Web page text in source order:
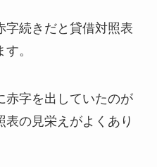
字続きだと貸借対照表
。
赤字を出していたのが
の見栄えがよくあり